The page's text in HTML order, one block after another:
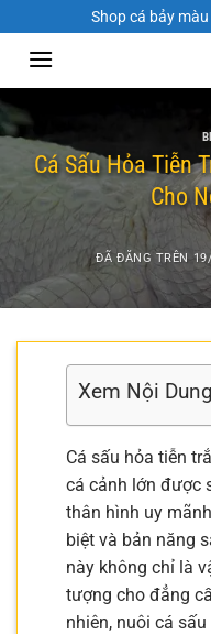
đến
dung
Shop cá bảy
Cá Sấu Hỏa Tiễn
Cho
ĐÃ ĐĂNG TRÊN
Xem Nội
Cá sấu hỏa tiễn
cá cảnh lớn được
thân hình uy
biệt và bản năng
này không chỉ là
tượng cho đẳng
nhiên, nuôi cá